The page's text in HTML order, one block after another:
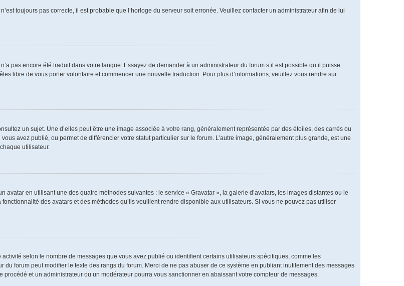
toujours pas correcte, il est probable que l’horloge du serveur soit erronée. Veuillez contacter un administrateur afin de lui
pas encore été traduit dans votre langue. Essayez de demander à un administrateur du forum s’il est possible qu’il puisse
libre de vous porter volontaire et commencer une nouvelle traduction. Pour plus d’informations, veuillez vous rendre sur
un sujet. Une d’elles peut être une image associée à votre rang, généralement représentée par des étoiles, des carrés ou
avez publié, ou permet de différencier votre statut particulier sur le forum. L’autre image, généralement plus grande, est une
utilisateur.
avatar en utilisant une des quatre méthodes suivantes : le service « Gravatar », la galerie d’avatars, les images distantes ou le
des avatars et des méthodes qu’ils veuillent rendre disponible aux utilisateurs. Si vous ne pouvez pas utiliser
selon le nombre de messages que vous avez publié ou identifient certains utilisateurs spécifiques, comme les
forum peut modifier le texte des rangs du forum. Merci de ne pas abuser de ce système en publiant inutilement des messages
et un administrateur ou un modérateur pourra vous sanctionner en abaissant votre compteur de messages.